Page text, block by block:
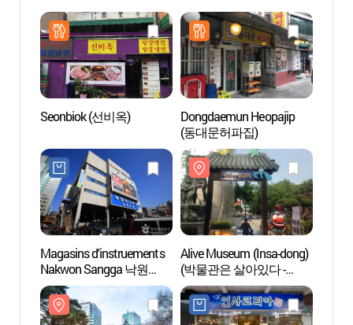
Seonbiok (선비옥)
Dongdaemun Heopajip
(동대문허파집)
Magasins d'instruements
Nakwon Sangga 낙원
악기상가
Alive Museum (Insa-dong)
(박물관은 살아있다 -
인사동점)